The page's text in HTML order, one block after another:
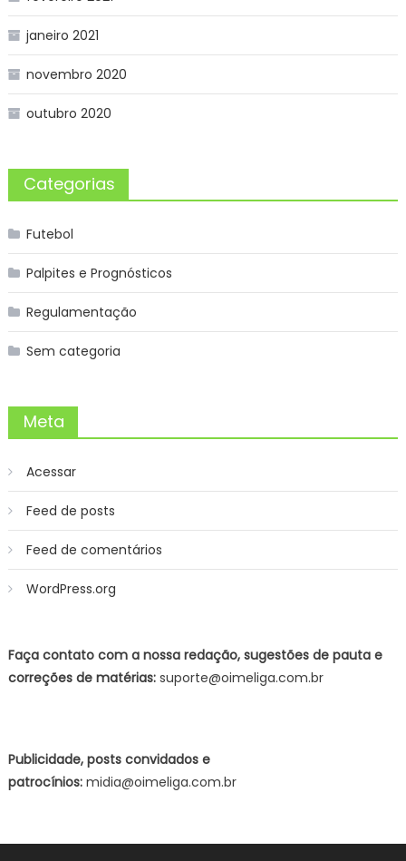
janeiro 2021
novembro 2020
outubro 2020
Categorias
Futebol
Palpites e Prognósticos
Regulamentação
Sem categoria
Meta
Acessar
Feed de posts
Feed de comentários
WordPress.org
Faça contato com a nossa redação, sugestões de pauta e
correções de matérias:suporte@oimeliga.com.br
Publicidade, posts convidados e
patrocínios:midia@oimeliga.com.br